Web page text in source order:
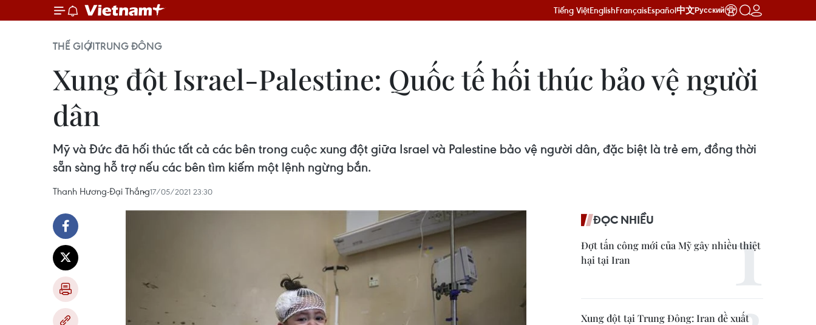
Tiếng ViệtEnglishFrançaisEspañol中文Русский
THẾ GIỚITRUNG ĐÔNG
Xung đột Israel-Palestine: Quốc tế hối thúc bảo vệ người
dân
Mỹ và Đức đã hối thúc tất cả các bên trong cuộc xung đột giữa Israel và Palestine bảo vệ người dân, đặc biệt là trẻ em, đồng thời
sẵn sàng hỗ trợ nếu các bên tìm kiếm một lệnh ngừng bắn.
Thanh Hương-Đại Thắng17/05/2021 23:30
ĐỌC NHIỀU
Đợt tấn công mới của Mỹ gây nhiều thiệt
hại tại Iran
Xung đột tại Trung Đông: Iran đề xuất